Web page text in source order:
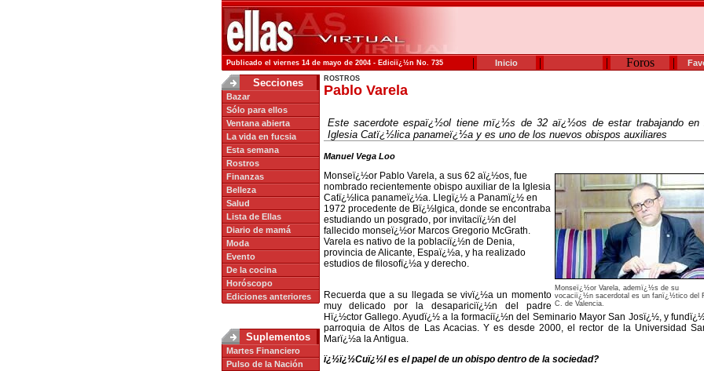
Publicado el viernes 14 de mayo de 2004 - Ediciï¿½n No. 735 | Inicio | | Foros |
Secciones
Bazar
Sólo para ellos
Ventana abierta
La vida en fucsia
Esta semana
Rostros
Finanzas
Belleza
Salud
Lista de Ellas
Diario de mamá
Moda
Evento
De la cocina
Horóscopo
Ediciones anteriores
Suplementos
Martes Financiero
Pulso de la Nación
ROSTROS
Pablo Varela
Este sacerdote espaï¿½ol tiene mï¿½s de 32 aï¿½os de estar trabajando en
Iglesia Catï¿½lica panameï¿½a y es uno de los nuevos obispos auxiliares
Manuel Vega Loo
Monseï¿½or Varela, ademï¿½s de su
vocaciï¿½n sacerdotal es un fanï¿½tico del
C. de Valencia.
Monseï¿½or Pablo Varela, a sus 62 aï¿½os, fue
nombrado recientemente obispo auxiliar de la Iglesia
Catï¿½lica panameï¿½a. Llegï¿½ a Panamï¿½ en
1972 procedente de Bï¿½lgica, donde se encontraba
estudiando un posgrado, por invitaciï¿½n del
fallecido monseï¿½or Marcos Gregorio McGrath.
Varela es nativo de la poblaciï¿½n de Denia,
provincia de Alicante, Espaï¿½a, y ha realizado
estudios de filosofï¿½a y derecho.
Recuerda que a su llegada se vivï¿½a un momento
muy delicado por la desapariciï¿½n del padre
Hï¿½ctor Gallego. Ayudï¿½ a la formaciï¿½n del Seminario Mayor San Josï¿½, y
parroquia de Altos de Las Acacias. Y es desde 2000, el rector de la Universidad
Marï¿½a la Antigua.
ï¿½ï¿½Cuï¿½l es el papel de un obispo dentro de la sociedad?